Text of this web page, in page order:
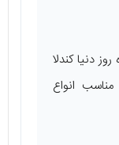
دنیا کندلا
مناسب انواع